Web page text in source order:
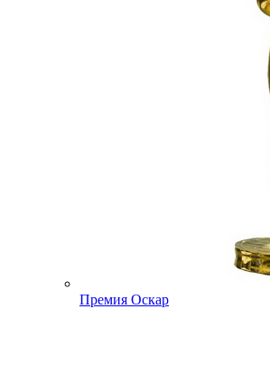
Премия Оскар